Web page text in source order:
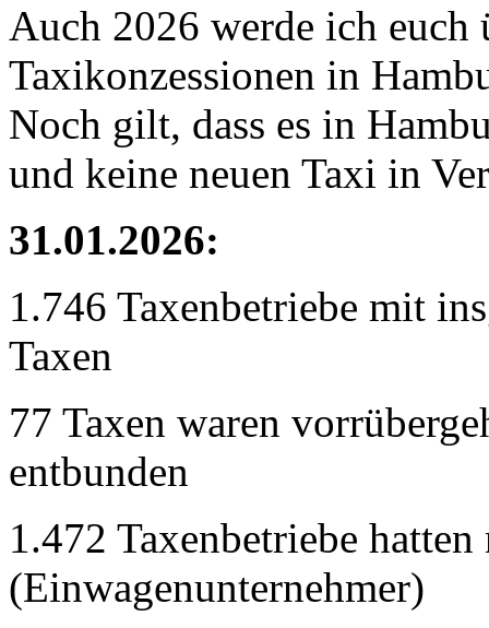
Auch 2026 werde ich
Taxikonzessionen in
Noch gilt, dass es in
und keine neuen Taxi in
31.01.2026:
1.746 Taxenbetriebe mit
Taxen
77 Taxen waren
entbunden
1.472 Taxenbetriebe hatten
(Einwagenunternehmer)